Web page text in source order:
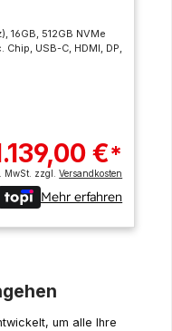
16GB, 512GB NVMe
USB-C, HDMI, DP,
€*
MwSt. zzgl.Versandkosten
Mehr erfahren
um alle Ihre